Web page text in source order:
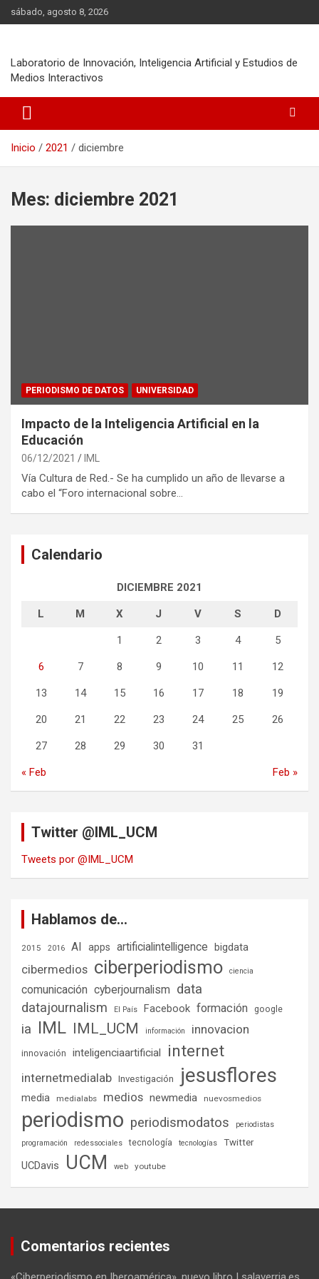
Saltar
al
sábado, agosto 8, 2026
Laboratorio de Innovación, Inteligencia Artificial y Estudios de
Medios Interactivos
Inicio 2021 diciembre
Mes: diciembre 2021
PERIODISMO DE DATOS UNIVERSIDAD
Impacto de la Inteligencia Artificial en la
Educación
06/12/2021 IML
Vía Cultura de Red.- Se ha cumplido un año de llevarse a
cabo el “Foro internacional sobre…
Calendario
DICIEMBRE 2021
L M X J V S D
1 2 3 4 5
6 7 8 9 10 11 12
13 14 15 16 17 18 19
20 21 22 23 24 25 26
27 28 29 30 31
« Feb Feb »
Twitter @IML_UCM
Tweets por @IML_UCM
Hablamos de…
2015 2016 AI apps artificialintelligence bigdata
cibermedios ciberperiodismo ciencia
comunicación cyberjournalism data
datajournalism El País Facebook formación google
ia IML IML_UCM información innovacion
innovación inteligenciaartificial internet
internetmedialab Investigación jesusflores
media medialabs medios newmedia nuevosmedios
periodismo periodismodatos
periodistas
programación
redessociales tecnología tecnologías Twitter
UCDavis UCM web youtube
Comentarios recientes